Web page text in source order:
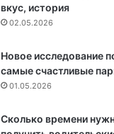
вкус, история
02.05.2026
Новое исследование
самые счастливые
01.05.2026
Сколько времени